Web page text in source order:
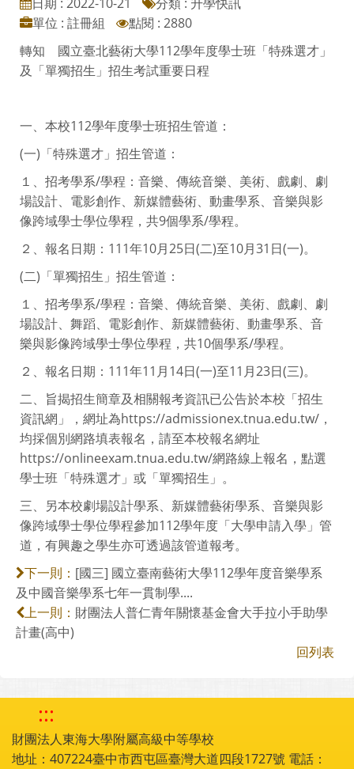
單位 : 註冊組
點閱 : 2880
轉知 國立臺北藝術大學112學年度學士班「特殊選才」
及「單獨招生」招生考試重要日程
一、本校112學年度學士班招生管道：
(一)「特殊選才」招生管道：
１、招考學系/學程：音樂、傳統音樂、美術、戲劇、劇
場設計、電影創作、新媒體藝術、動畫學系、音樂與影
像跨域學士學位學程，共9個學系/學程。
２、報名日期：111年10月25日(二)至10月31日(一)。
(二)「單獨招生」招生管道：
１、招考學系/學程：音樂、傳統音樂、美術、戲劇、劇
場設計、舞蹈、電影創作、新媒體藝術、動畫學系、音
樂與影像跨域學士學位學程，共10個學系/學程。
２、報名日期：111年11月14日(一)至11月23日(三)。
二、旨揭招生簡章及相關報考資訊已公告於本校「招生
資訊網」，網址為https://admissionex.tnua.edu.tw/，
均採個別網路填表報名，請至本校報名網址
https://onlineexam.tnua.edu.tw/網路線上報名，點選
學士班「特殊選才」或「單獨招生」。
三、另本校劇場設計學系、新媒體藝術學系、音樂與影
像跨域學士學位學程參加112學年度「大學申請入學」管
道，有興趣之學生亦可透過該管道報考。
下一則： [國三] 國立臺南藝術大學112學年度音樂學系
及中國音樂學系七年一貫制學....
上一則： 財團法人普仁青年關懷基金會大手拉小手助學
計畫(高中)
回列表
:::
財團法人東海大學附屬高級中等學校
地址：407224臺中市西屯區臺灣大道四段1727號 電話：